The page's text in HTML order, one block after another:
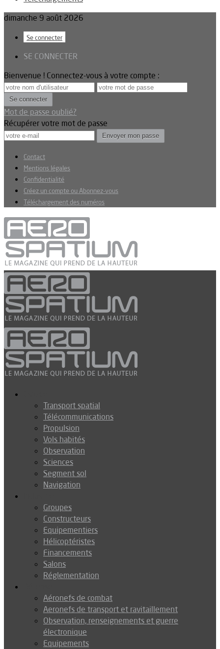
dimanche 9 août 2026
Se connecter
SE CONNECTER
Bienvenue ! Connectez-vous à votre compte :
Mot de passe oublié?
Récupérer votre mot de passe
Contact
Mentions légales
Confidentialité
Créez un compte ou Abonnez-vous
Téléchargement des numéros
Transport spatial
Télécommunications
Propulsion
Vols habités
Observation
Sciences
Segment sol
Navigation
Groupes
Constructeurs
Equipementiers
Hélicoptéristes
Financements
Salons
Réglementation
Aéronefs de combat
Aeronefs de transport et ravitaillement
Observation, renseignements et guerre
électronique
Equipements